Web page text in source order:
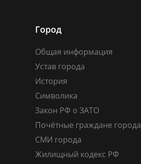
Город
Общая информация
Устав города
История
Символика
Закон РФ о ЗАТО
Почётные граждане города
СМИ города
Жилищный кодекс РФ